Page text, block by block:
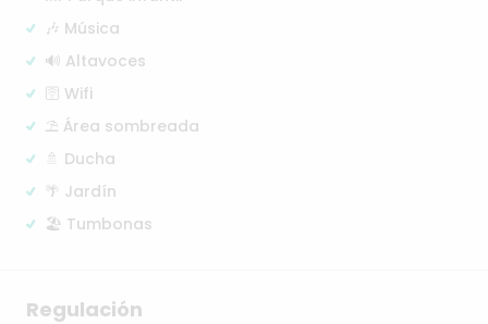
🎶 Música
🔊 Altavoces
🛜 Wifi
⛱️ Área sombreada
🚿 Ducha
🌴 Jardín
🏖️ Tumbonas
Regulación